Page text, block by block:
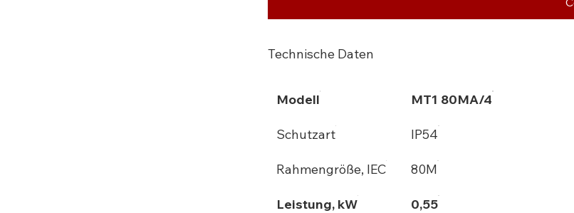
Technische Daten
Modell MT1 80MA/4
Schutzart IP54
Rahmengröße, IEC 80M
Leistung, kW 0,55